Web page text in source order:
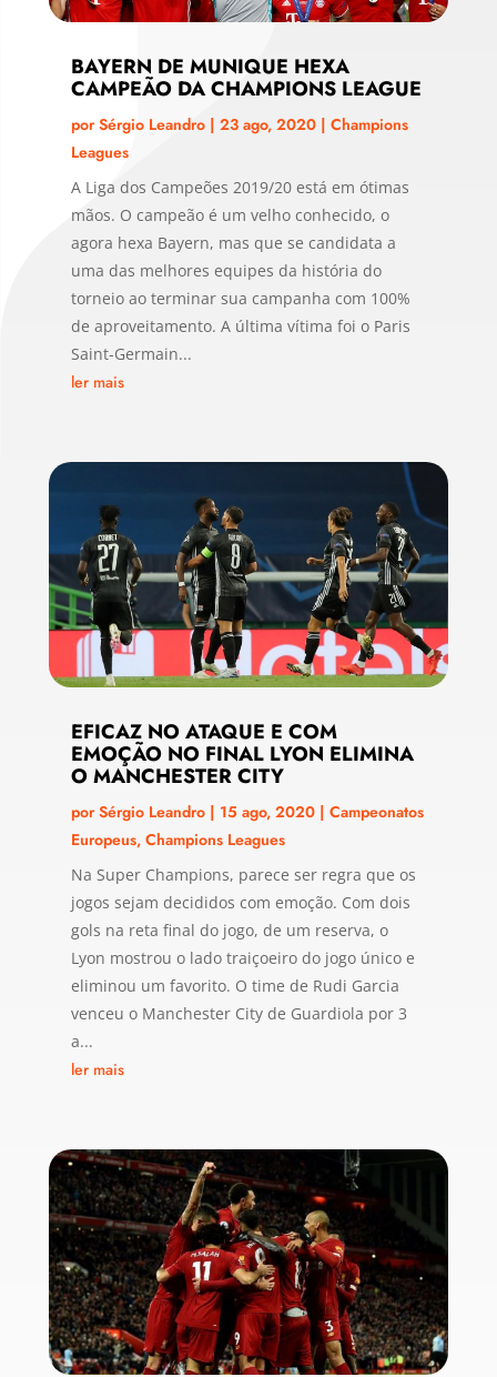
BAYERN DE MUNIQUE HEXA
CAMPEÃO DA CHAMPIONS LEAGUE
porSérgio Leandro| 23 ago, 2020| Champions
Leagues
A Liga dos Campeões 2019/20 está em ótimas
mãos. O campeão é um velho conhecido, o
agora hexa Bayern, mas que se candidata a
uma das melhores equipes da história do
torneio ao terminar sua campanha com 100%
de aproveitamento. A última vítima foi o Paris
Saint-Germain...
ler mais
EFICAZ NO ATAQUE E COM
EMOÇÃO NO FINAL LYON ELIMINA
O MANCHESTER CITY
porSérgio Leandro| 15 ago, 2020| Campeonatos
Europeus, Champions Leagues
Na Super Champions, parece ser regra que os
jogos sejam decididos com emoção. Com dois
gols na reta final do jogo, de um reserva, o
Lyon mostrou o lado traiçoeiro do jogo único e
eliminou um favorito. O time de Rudi Garcia
venceu o Manchester City de Guardiola por 3
a...
ler mais